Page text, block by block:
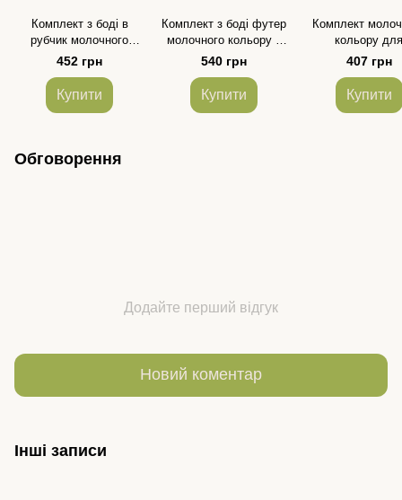
Комплект з боді в
рубчик молочного
кольору для
новонароджених
452 грн
Купити
Комплект з боді футер
молочного кольору з
принтом "палички" для
новонароджених
540 грн
Купити
Комплект
кольору
принтом
для
407 грн
Купити
Обговорення
Додайте перший відгук
Новий коментар
Інші записи